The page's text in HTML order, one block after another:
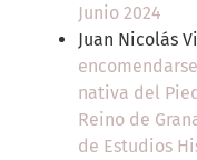
Junio 2024
Juan Nicolás
nativa del
Reino de
de Estudios